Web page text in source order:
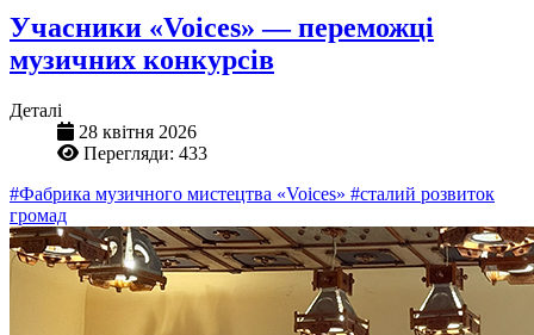
Учасники «Voices» — переможці
музичних конкурсів
Деталі
28 квітня 2026
Перегляди: 433
#Фабрика музичного мистецтва «Voices» #сталий розвиток
громад